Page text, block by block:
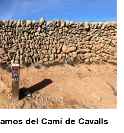
del Camí de Cavalls